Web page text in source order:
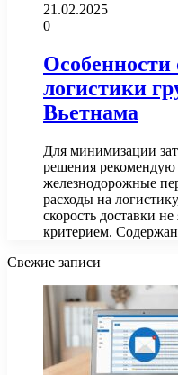
21.02.2025
0
Особенности
логистики
Вьетнама
Для минимизации
решения рекомендую
железнодорожные
расходы на
скорость доставки
критерием.
Свежие записи